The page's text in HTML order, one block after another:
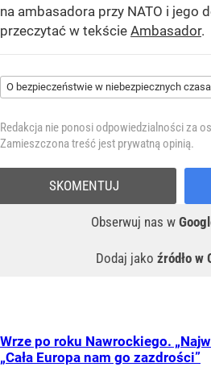
na ambasadora przy NATO i jego
przeczytać w tekście Ambasador.
O bezpieczeństwie w niebezpiecznych
Redakcja nie ponosi odpowiedzialności za
Zamieszczona treść jest prywatną opinią.
Obserwuj nas w
Dodaj jako źródło w
SKOMENTUJ
Wrze po roku Nawrockiego.
„Cała Europa nam go zazdrości”